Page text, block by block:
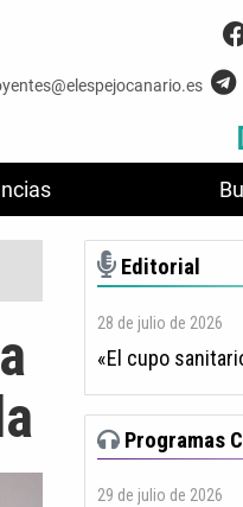
Editorial
28 de julio de 2026
«El cupo
Programas
29 de julio de 2026